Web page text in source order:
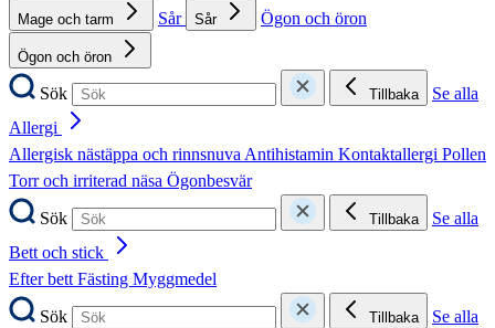
Mage och tarm Sår Sår Ögon och öron
Ögon och öron
Sök Tillbaka
Se alla
Allergi
Allergisk nästäppa och rinnsnuvaAntihistamin Kontaktallergi Pollen
Torr och irriterad näsa Ögonbesvär
Sök
Tillbaka
Se alla
Bett och stick
Efter bettFästing Myggmedel
Sök
Tillbaka
Se alla